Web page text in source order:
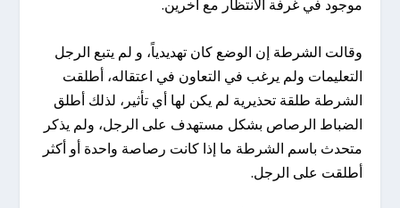
موجود في غرفة الانتظار مع آخرين.
وقالت الشرطة إن الوضع كان تهديدياً، و لم يتبع الرجل
التعليمات ولم يرغب في التعاون في اعتقاله، أطلقت
الشرطة طلقة تحذيرية لم يكن لها أي تأثير، لذلك أطلق
الضباط الرصاص بشكل مستهدف على الرجل، ولم يذكر
متحدث باسم الشرطة ما إذا كانت رصاصة واحدة أو أكثر
أطلقت على الرجل.